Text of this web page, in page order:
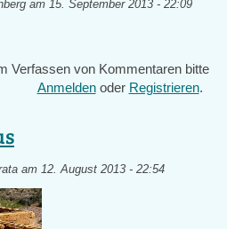
am 15. September 2013 - 22:09
Verfassen von Kommentaren bitte
Anmeldenoder Registrieren.
am 12. August 2013 - 22:54